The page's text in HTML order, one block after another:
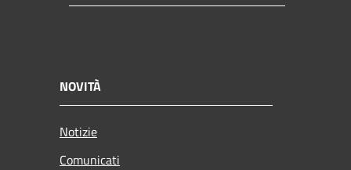
NOVITÀ
Notizie
Comunicati